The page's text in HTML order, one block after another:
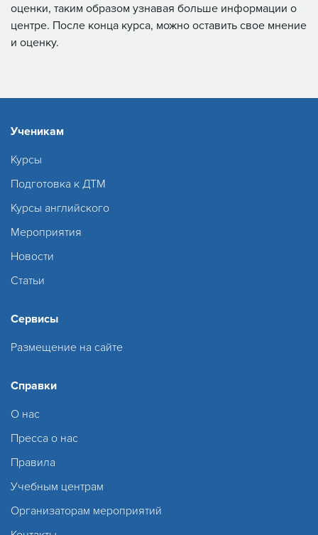
оценки, таким образом узнавая больше информации о
центре. После конца курса, можно оставить свое мнение
и оценку.
Ученикам
Курсы
Подготовка к ДТМ
Курсы английского
Мероприятия
Новости
Статьи
Сервисы
Размещение на сайте
Справки
О нас
Пресса о нас
Правила
Учебным центрам
Организаторам мероприятий